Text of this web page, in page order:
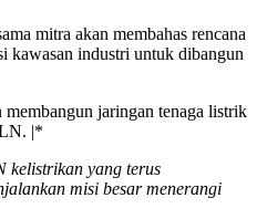
mitra akan membahas rencana
kawasan industri untuk dibangun
jaringan tenaga listrik
|*
kelistrikan yang terus
misi besar menerangi